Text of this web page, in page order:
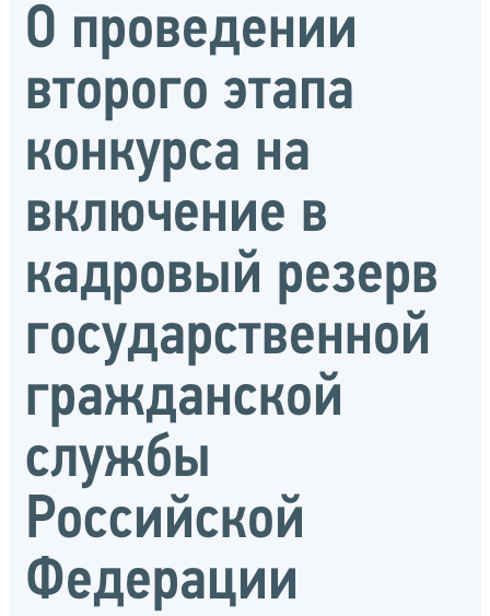
О проведении
второго этапа
конкурса на
включение в
кадровый резерв
государственной
гражданской
службы
Российской
Федерации